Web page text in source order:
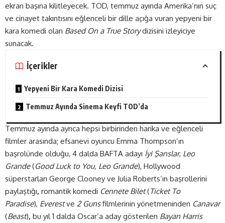
ekran başına kilitleyecek. TOD, temmuz ayında Amerika’nın suç
ve cinayet takıntısını eğlenceli bir dille açığa vuran yepyeni bir
kara komedi olan Based On a True Storydizisini izleyiciye
sunacak.
İçerikler
Yepyeni Bir Kara Komedi Dizisi
Temmuz Ayında Sinema Keyfi TOD’da
Temmuz ayında ayrıca hepsi birbirinden harika ve eğlenceli
filmler arasında; efsanevi oyuncu Emma Thompson’ın
başrolünde olduğu, 4 dalda BAFTA adayı İyi Şanslar, Leo
Grande(Good Luck to You, Leo Grande), Hollywood
süperstarları George Clooney ve Julia Roberts’ın başrollerini
paylaştığı, romantik komedi Cennete Bilet(Ticket To
Paradise), Everestve 2 Gunsfilmlerinin yönetmeninden Canavar
(Beast), bu yıl 1 dalda Oscar’a aday gösterilen Bayan Harris